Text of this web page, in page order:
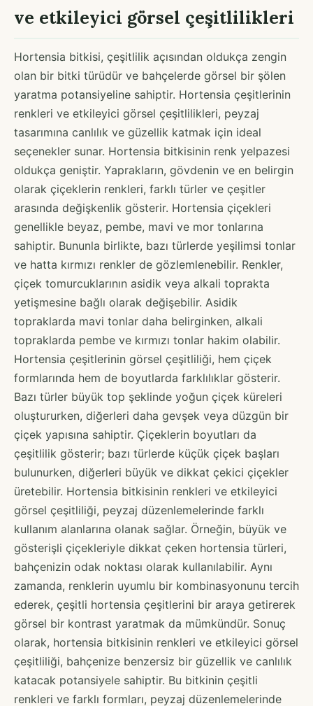
ve etkileyici görsel çeşitlilikleri
Hortensia bitkisi, çeşitlilik açısından oldukça zengin
olan bir bitki türüdür ve bahçelerde görsel bir şölen
yaratma potansiyeline sahiptir. Hortensia çeşitlerinin
renkleri ve etkileyici görsel çeşitlilikleri, peyzaj
tasarımına canlılık ve güzellik katmak için ideal
seçenekler sunar. Hortensia bitkisinin renk yelpazesi
oldukça geniştir. Yaprakların, gövdenin ve en belirgin
olarak çiçeklerin renkleri, farklı türler ve çeşitler
arasında değişkenlik gösterir. Hortensia çiçekleri
genellikle beyaz, pembe, mavi ve mor tonlarına
sahiptir. Bununla birlikte, bazı türlerde yeşilimsi tonlar
ve hatta kırmızı renkler de gözlemlenebilir. Renkler,
çiçek tomurcuklarının asidik veya alkali toprakta
yetişmesine bağlı olarak değişebilir. Asidik
topraklarda mavi tonlar daha belirginken, alkali
topraklarda pembe ve kırmızı tonlar hakim olabilir.
Hortensia çeşitlerinin görsel çeşitliliği, hem çiçek
formlarında hem de boyutlarda farklılıklar gösterir.
Bazı türler büyük top şeklinde yoğun çiçek küreleri
oluştururken, diğerleri daha gevşek veya düzgün bir
çiçek yapısına sahiptir. Çiçeklerin boyutları da
çeşitlilik gösterir; bazı türlerde küçük çiçek başları
bulunurken, diğerleri büyük ve dikkat çekici çiçekler
üretebilir. Hortensia bitkisinin renkleri ve etkileyici
görsel çeşitliliği, peyzaj düzenlemelerinde farklı
kullanım alanlarına olanak sağlar. Örneğin, büyük ve
gösterişli çiçekleriyle dikkat çeken hortensia türleri,
bahçenizin odak noktası olarak kullanılabilir. Aynı
zamanda, renklerin uyumlu bir kombinasyonunu tercih
ederek, çeşitli hortensia çeşitlerini bir araya getirerek
görsel bir kontrast yaratmak da mümkündür. Sonuç
olarak, hortensia bitkisinin renkleri ve etkileyici görsel
çeşitliliği, bahçenize benzersiz bir güzellik ve canlılık
katacak potansiyele sahiptir. Bu bitkinin çeşitli
renkleri ve farklı formları, peyzaj düzenlemelerinde